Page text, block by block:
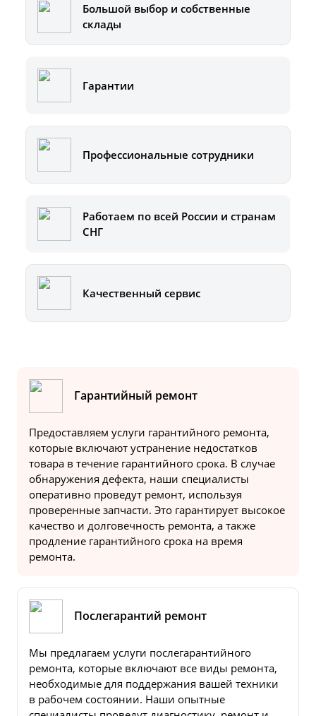
Большой выбор и собственные
склады
Гарантии
Профессиональные сотрудники
Работаем по всей России и странам
СНГ
Качественный сервис
Гарантийный ремонт
Предоставляем услуги гарантийного ремонта,
которые включают устранение недостатков
товара в течение гарантийного срока. В случае
обнаружения дефекта, наши специалисты
оперативно проведут ремонт, используя
проверенные запчасти. Это гарантирует высокое
качество и долговечность ремонта, а также
продление гарантийного срока на время
ремонта.
Послегарантий ремонт
Мы предлагаем услуги послегарантийного
ремонта, которые включают все виды ремонта,
необходимые для поддержания вашей техники
в рабочем состоянии. Наши опытные